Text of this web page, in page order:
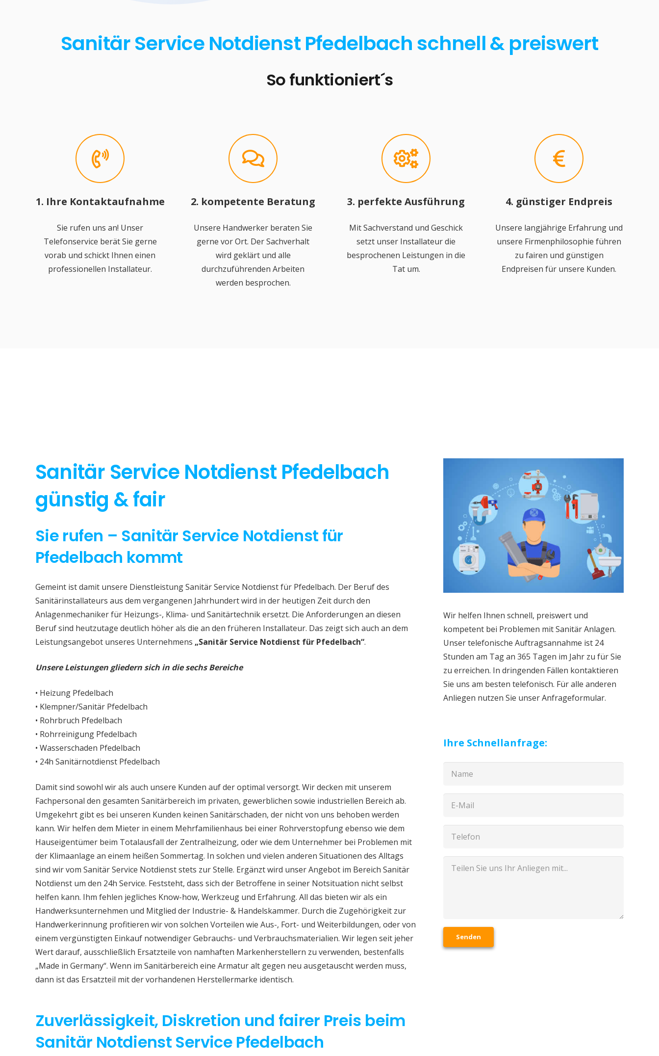
Sanitär Service Notdienst Pfedelbach schnell & preiswert
So funktioniert´s
1. Ihre Kontaktaufnahme
Sie rufen uns an! Unser
Telefonservice berät Sie gerne
vorab und schickt Ihnen einen
professionellen Installateur.
2. kompetente Beratung
Unsere Handwerker beraten Sie
gerne vor Ort. Der Sachverhalt
wird geklärt und alle
durchzuführenden Arbeiten
werden besprochen.
3. perfekte Ausführung
Mit Sachverstand und Geschick
setzt unser Installateur die
besprochenen Leistungen in die
Tat um.
4. günstiger Endpreis
Unsere langjährige Erfahrung und
unsere Firmenphilosophie führen
zu fairen und günstigen
Endpreisen für unsere Kunden.
Sanitär Service Notdienst Pfedelbach
günstig & fair
Sie rufen – Sanitär Service Notdienst für
Pfedelbach kommt
Gemeint ist damit unsere Dienstleistung Sanitär Service Notdienst für Pfedelbach. Der Beruf des
Sanitärinstallateurs aus dem vergangenen Jahrhundert wird in der heutigen Zeit durch den
Anlagenmechaniker für Heizungs-, Klima- und Sanitärtechnik ersetzt. Die Anforderungen an diesen
Beruf sind heutzutage deutlich höher als die an den früheren Installateur. Das zeigt sich auch an dem
Leistungsangebot unseres Unternehmens „Sanitär Service Notdienst für Pfedelbach“.
Unsere Leistungen gliedern sich in die sechs Bereiche
• Heizung Pfedelbach
• Klempner/Sanitär Pfedelbach
• Rohrbruch Pfedelbach
• Rohrreinigung Pfedelbach
• Wasserschaden Pfedelbach
• 24h Sanitärnotdienst Pfedelbach
Damit sind sowohl wir als auch unsere Kunden auf der optimal versorgt. Wir decken mit unserem
Fachpersonal den gesamten Sanitärbereich im privaten, gewerblichen sowie industriellen Bereich ab.
Umgekehrt gibt es bei unseren Kunden keinen Sanitärschaden, der nicht von uns behoben werden
kann. Wir helfen dem Mieter in einem Mehrfamilienhaus bei einer Rohrverstopfung ebenso wie dem
Hauseigentümer beim Totalausfall der Zentralheizung, oder wie dem Unternehmer bei Problemen mit
der Klimaanlage an einem heißen Sommertag. In solchen und vielen anderen Situationen des Alltags
sind wir vom Sanitär Service Notdienst stets zur Stelle. Ergänzt wird unser Angebot im Bereich Sanitär
Notdienst um den 24h Service. Feststeht, dass sich der Betroffene in seiner Notsituation nicht selbst
helfen kann. Ihm fehlen jegliches Know-how, Werkzeug und Erfahrung. All das bieten wir als ein
Handwerksunternehmen und Mitglied der Industrie- & Handelskammer. Durch die Zugehörigkeit zur
Handwerkerinnung profitieren wir von solchen Vorteilen wie Aus-, Fort- und Weiterbildungen, oder von
einem vergünstigten Einkauf notwendiger Gebrauchs- und Verbrauchsmaterialien. Wir legen seit jeher
Wert darauf, ausschließlich Ersatzteile von namhaften Markenherstellern zu verwenden, bestenfalls
„Made in Germany“. Wenn im Sanitärbereich eine Armatur alt gegen neu ausgetauscht werden muss,
dann ist das Ersatzteil mit der vorhandenen Herstellermarke identisch.
Zuverlässigkeit, Diskretion und fairer Preis beim
Sanitär Notdienst Service Pfedelbach
Wir helfen Ihnen schnell, preiswert und
kompetent bei Problemen mit Sanitär Anlagen.
Unser telefonische Auftragsannahme ist 24
Stunden am Tag an 365 Tagen im Jahr zu für Sie
zu erreichen. In dringenden Fällen kontaktieren
Sie uns am besten telefonisch. Für alle anderen
Anliegen nutzen Sie unser Anfrageformular.
Ihre Schnellanfrage:
Senden